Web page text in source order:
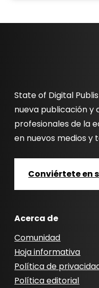
State of Digital
nueva publicación y
profesionales de la
en nuevos medios y
Conviértete en
Acerca de
Comunidad
Hoja informativa
Política de
Política editorial